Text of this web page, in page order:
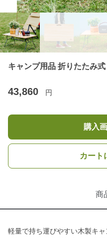
キャンプ用品 折りたたみ
43,860 円
購入
カート
商
軽量で持ち運びやすい木製キ